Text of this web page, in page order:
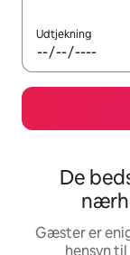
Udtjekning
De
Gæster er
hensyn